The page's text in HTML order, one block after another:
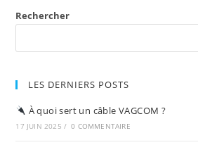
Rechercher
LES DERNIERS POSTS
À quoi sert un câble VAGCOM ?
17 JUIN 2025 / 0 COMMENTAIRE